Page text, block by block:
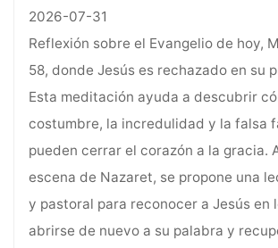
2026-07-31
Reflexión sobre el Evangelio de hoy,
58, donde Jesús es rechazado en su
Esta meditación ayuda a descubrir
costumbre, la incredulidad y la falsa
pueden cerrar el corazón a la gracia.
escena de Nazaret, se propone una
y pastoral para reconocer a Jesús en
abrirse de nuevo a su palabra y